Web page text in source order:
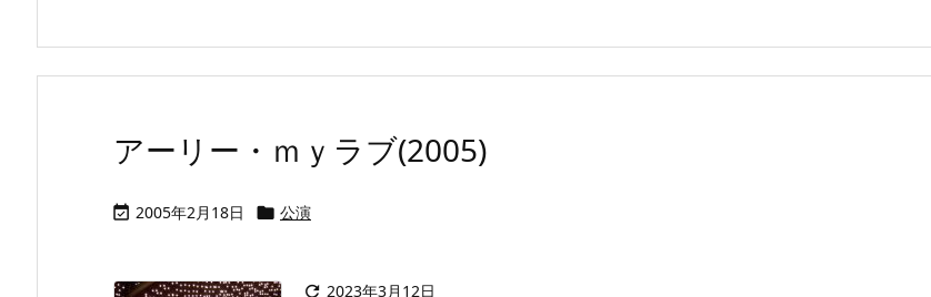
アーリー・ｍｙラブ(2005)
 2005年2月18日  公演
 2023年3月12日